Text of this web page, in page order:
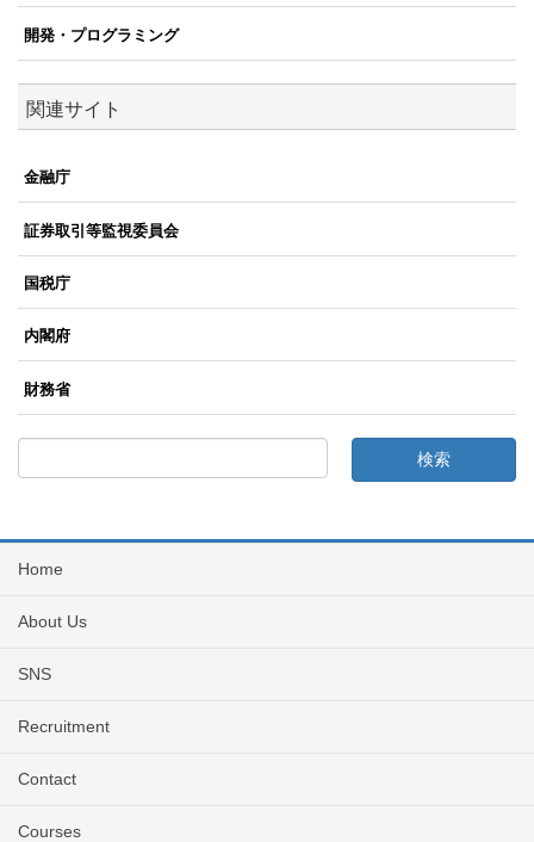
開発・プログラミング
関連サイト
金融庁
証券取引等監視委員会
国税庁
内閣府
財務省
Home
About Us
SNS
Recruitment
Contact
Courses